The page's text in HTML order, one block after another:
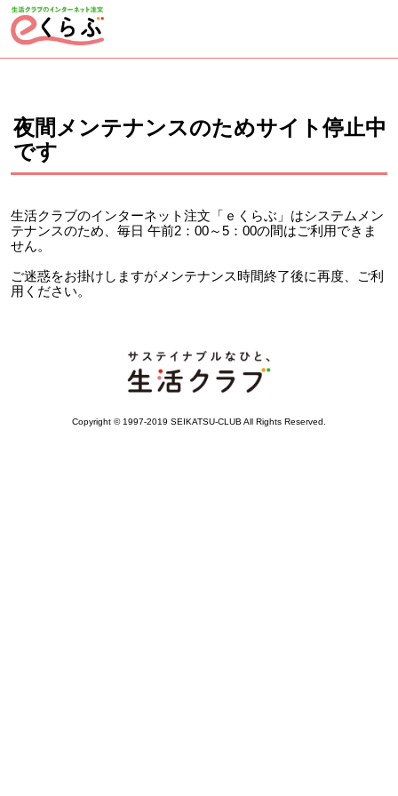
ページの先頭です。
夜間メンテナンスのためサイト停止中
です
生活クラブのインターネット注文「ｅくらぶ」はシステムメン
テナンスのため、毎日 午前2：00～5：00の間はご利用できま
せん。
ご迷惑をお掛けしますがメンテナンス時間終了後に再度、ご利
用ください。
Copyright © 1997-2019 SEIKATSU-CLUB All Rights Reserved.